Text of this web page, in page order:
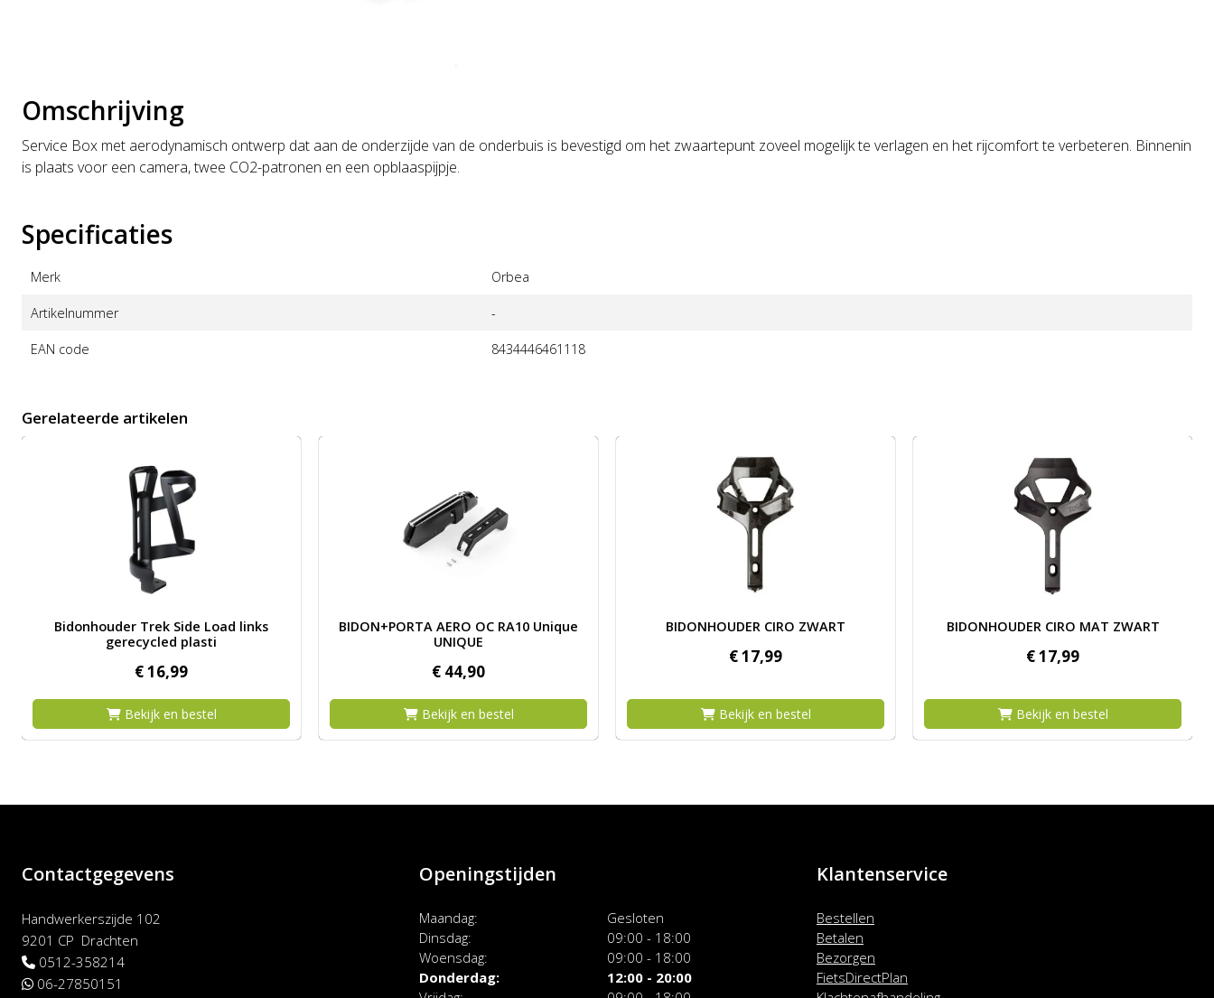
Omschrijving
Service Box met aerodynamisch ontwerp dat aan de onderzijde van de onderbuis is bevestigd om het zwaartepunt zoveel mogelijk te verlagen en het rijcomfort te verbeteren. Binnenin
is plaats voor een camera, twee CO2-patronen en een opblaaspijpje.
Specificaties
Merk Orbea
Artikelnummer -
EAN code 8434446461118
Gerelateerde artikelen
Bidonhouder Trek Side Load links
gerecycled plasti
€16,99
Bekijk en bestel
BIDON+PORTA AERO OC RA10 Unique
UNIQUE
€ 44,90
Bekijk en bestel
BIDONHOUDER CIRO ZWART
€17,99
Bekijk en bestel
BIDONHOUDER CIRO MAT ZWART
€17,99
Bekijk en bestel
Contactgegevens
Handwerkerszijde 102
9201 CP Drachten
0512-358214
06-27850151
Openingstijden
Maandag
Gesloten
Dinsdag
09:00 - 18:00
Woensdag
09:00 - 18:00
Donderdag
12:00 - 20:00
Klantenservice
Bestellen
Betalen
Bezorgen
FietsDirectPlan